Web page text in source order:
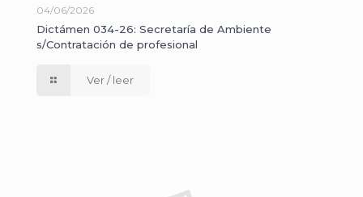
04/06/2026
Dictámen 034-26: Secretaría de Ambiente
s/Contratación de profesional
Ver / leer